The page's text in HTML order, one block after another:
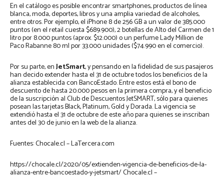
En el catálogo es posible encontrar smartphones, productos de línea
blanca, moda, deportes, libros y una amplia variedad de alcoholes,
entre otros. Por ejemplo, el iPhone 8 de 256 GB a un valor de 385.000
puntos (en el retail cuesta $689.900), 2 botellas de Alto del Carmen de 1
litro por 8.000 puntos (aprox. $12.000) o un perfume Lady Million de
Paco Rabanne 80 ml por 33.000 unidades ($74.990 en el comercio).
Por su parte, enJetSmart, y pensando en la fidelidad de sus pasajeros
han decido extender hasta el 31 de octubre todos los beneficios de la
alianza establecida con BancoEstado. Entre estos está el bono de
descuento de hasta 20.000 pesos en la primera compra, y el beneficio
de la suscripción al Club de Descuentos JetSMART, sólo para quienes
posean las tarjetas Black, Platinum, Gold y Dorada. La vigencia se
extendió hasta el 31 de octubre de este año para quienes se inscriban
antes del 30 de junio en la web de la alianza.
Fuentes: Chocale.cl – LaTercera.com
https://chocale.cl/2020/05/extienden-vigencia-de-beneficios-de-la-
alianza-entre-bancoestado-y-jetsmart/ Chocale.cl –